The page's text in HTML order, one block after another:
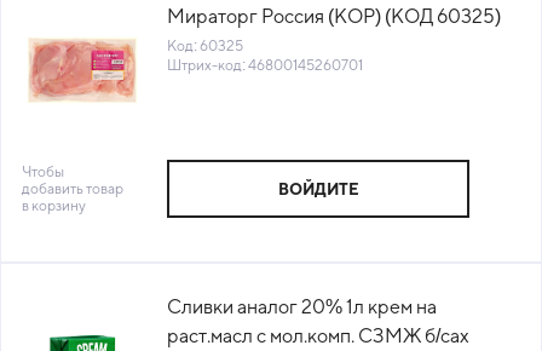
Мираторг Россия (КОР) (КОД 60325)
(-18°С)
Код: 60325
Штрих-код: 46800145260701
Чтобы
добавить товар
в корзину
ВОЙДИТЕ
Сливки аналог 20% 1л крем на
раст.масл с мол.комп. СЗМЖ б/сах